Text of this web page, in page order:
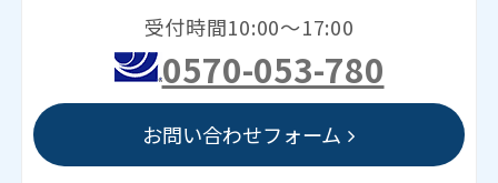
受付時間10:00～17:00
0570-053-780
お問い合わせフォーム